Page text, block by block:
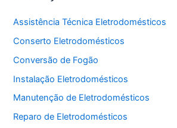
Assistência Técnica Eletrodomésticos
Conserto Eletrodomésticos
Conversão de Fogão
Instalação Eletrodomésticos
Manutenção de Eletrodomésticos
Reparo de Eletrodomésticos